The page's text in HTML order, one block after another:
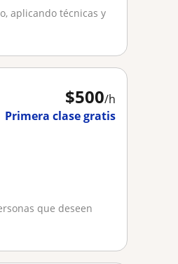
aplicando técnicas y
$500/h
Primera clase gratis
que deseen